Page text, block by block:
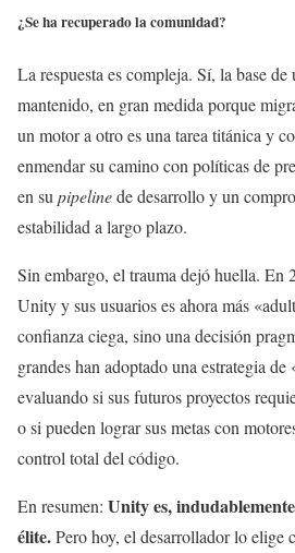
¿Se ha recuperado la comunidad?
La respuesta es compleja. Sí, la base de
mantenido, en gran medida porque
un motor a otro es una tarea titánica y
enmendar su camino con políticas de
en su pipelinede desarrollo y un
estabilidad a largo plazo.
Sin embargo, el trauma dejó huella. En
Unity y sus usuarios es ahora más
confianza ciega, sino una decisión
grandes han adoptado una estrategia
evaluando si sus futuros proyectos
o si pueden lograr sus metas con
control total del código.
En resumen: Unity es,
élite.Pero hoy, el desarrollador lo elige